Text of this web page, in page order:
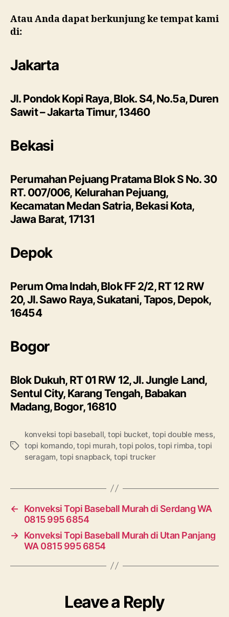
Atau Anda dapat berkunjung ke tempat kami
di:
Jakarta
Jl. Pondok Kopi Raya, Blok. S4, No.5a, Duren
Sawit – Jakarta Timur, 13460
Bekasi
Perumahan Pejuang Pratama Blok S No. 30
RT. 007/006, Kelurahan Pejuang,
Kecamatan Medan Satria, Bekasi Kota,
Jawa Barat, 17131
Depok
Perum Oma Indah, Blok FF 2/2, RT 12 RW
20, Jl. Sawo Raya, Sukatani, Tapos, Depok,
16454
Bogor
Blok Dukuh, RT 01 RW 12, Jl. Jungle Land,
Sentul City, Karang Tengah, Babakan
Madang, Bogor, 16810
Tags
konveksi topi baseball, topi bucket, topi double mess,
topi komando,topi murah,topi polos,topi rimba,topi
seragam, topi snapback, topi trucker
←
Konveksi Topi Baseball Murah di Serdang WA
0815 995 6854
→ Konveksi Topi Baseball Murah di Utan Panjang
WA 0815 995 6854
Leave a Reply